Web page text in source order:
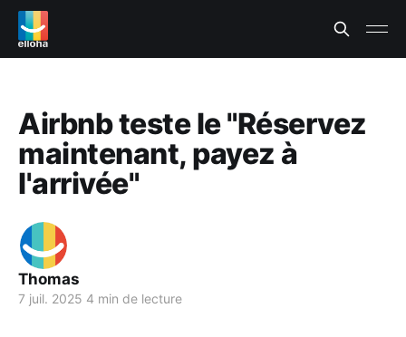
Airbnb teste le "Réservez
maintenant, payez à
l'arrivée"
Thomas
7 juil. 2025 4 min de lecture